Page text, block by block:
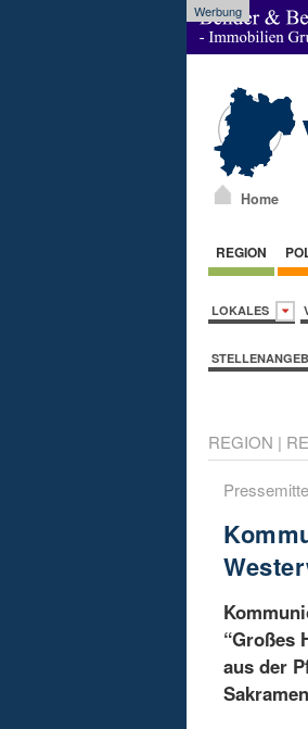
Werbung
Home
REGION
LOKALES
REGION |
“Großes
aus der